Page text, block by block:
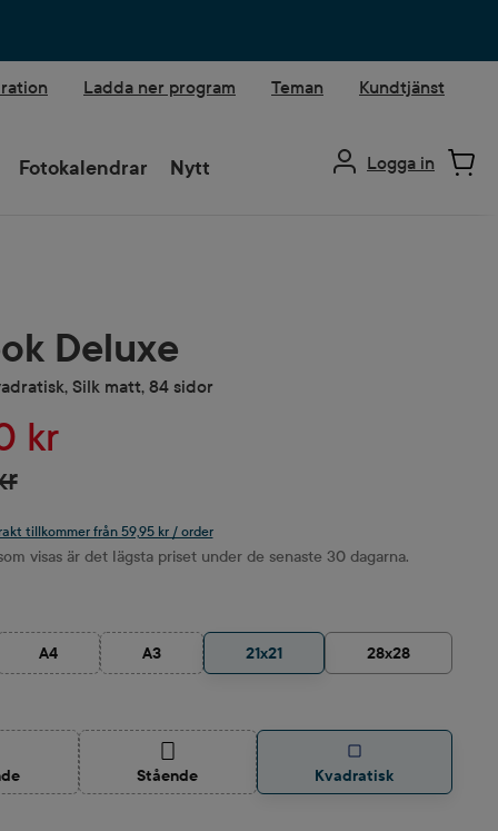
Ladda ner program Teman Kundtjänst
Fotokalendrar Nytt Logga in
Deluxe
Silk matt, 84 sidor
kr
tillkommer från 59,95 kr / order
visas är det lägsta priset under de senaste 30 dagarna.
är för närvarande inte tillgängligt.)
A4
(Det här alternativet är för närvarande inte tillgängligt.)
A3
(Det här alternativet är för närvarande inte
21x21 28x28
här alternativet är för närvarande inte tillgängligt.)
Stående(Det här alternativet är för närvarande inte
Kvadratisk